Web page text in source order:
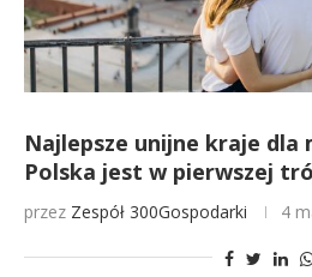
Najlepsze unijne kraje dla
Polska jest w pierwszej
przez Zespół 300Gospodarki 4